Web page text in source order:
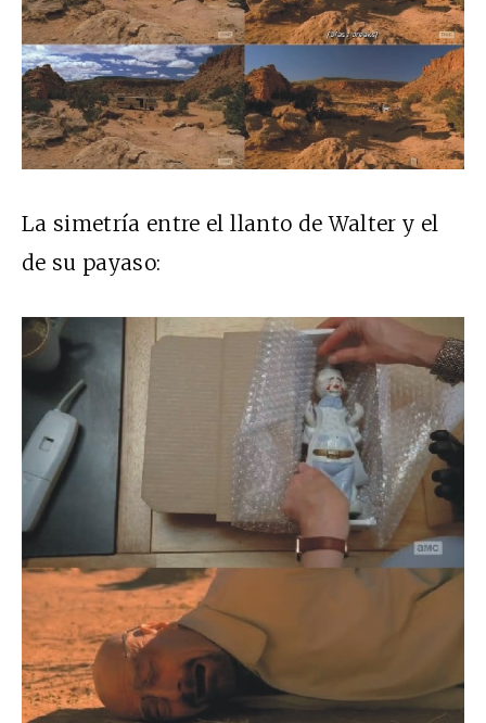
La simetría entre el llanto de Walter y el
de su payaso: